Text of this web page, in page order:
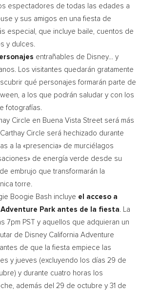
espectadores de todas las edades a
y sus amigos en una fiesta de
especial, que incluye baile, cuentos de
y dulces.
entrañables de Disney… y
Los visitantes quedarán gratamente
qué personajes formarán parte de
a los que podrán saludar y con los
fotografías.
Circle en Buena Vista Street será más
Circle será hechizado durante
a la «presencia» de murciélagos
de energía verde desde su
embrujo que transformarán la
torre.
Boogie Bash incluye el acceso a
Park antes de la fiesta. La
7pm PST
y aquellos que adquieran un
de Disney California Adventure
de que la fiesta empiece las
y jueves (excluyendo los días 29 de
y durante cuatro horas los
además del 29 de octubre y 31 de